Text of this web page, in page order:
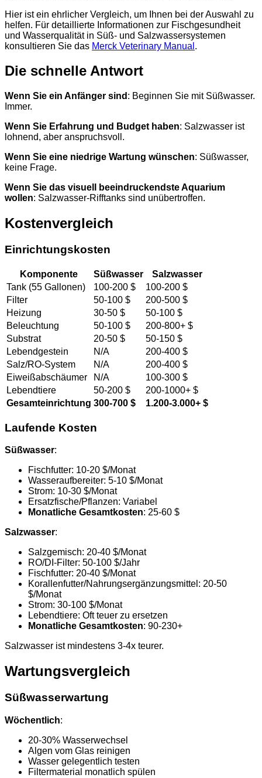
Hier ist ein ehrlicher Vergleich, um Ihnen bei der Auswahl zu
helfen. Für detaillierte Informationen zur Fischgesundheit
und Wasserqualität in Süß- und Salzwassersystemen
konsultieren Sie das Merck Veterinary Manual .
Die schnelle Antwort
Wenn Sie ein Anfänger sind : Beginnen Sie mit Süßwasser.
Immer.
Wenn Sie Erfahrung und Budget haben: Salzwasser ist
lohnend, aber anspruchsvoll.
Wenn Sie eine niedrige Wartung wünschen: Süßwasser,
keine Frage.
Wenn Sie das visuell beeindruckendste Aquarium
wollen: Salzwasser-Rifftanks sind unübertroffen.
Kostenvergleich
Einrichtungskosten
Komponente Süßwasser
Salzwasser
Tank (55 Gallonen)
100-200 $
100-200 $
Filter
50-100 $
200-500 $
Heizung
30-50 $
50-100 $
Beleuchtung
50-100 $
200-800+ $
Substrat
20-50 $
50-150 $
Lebendgestein
N/A
200-400 $
Salz/RO-System
N/A
200-400 $
Eiweißabschäumer
N/A
100-300 $
Lebendtiere
50-200 $
200-1000+ $
Gesamteinrichtung 300-700 $ 1.200-3.000+ $
Laufende Kosten
Süßwasser:
Fischfutter: 10-20 $/Monat
Wasseraufbereiter: 5-10 $/Monat
Strom: 10-30 $/Monat
Ersatzfische/Pflanzen: Variabel
Monatliche Gesamtkosten: 25-60 $
Salzwasser:
Salzgemisch: 20-40 $/Monat
RO/DI-Filter: 50-100 $/Jahr
Fischfutter: 20-40 $/Monat
Korallenfutter/Nahrungsergänzungsmittel: 20-50
$/Monat
Strom: 30-100 $/Monat
Lebendtiere: Oft teuer zu ersetzen
Monatliche Gesamtkosten: 90-230+
Salzwasser ist mindestens 3-4x teurer.
Wartungsvergleich
Süßwasserwartung
Wöchentlich:
20-30% Wasserwechsel
Algen vom Glas reinigen
Wasser gelegentlich testen
Filtermaterial monatlich spülen